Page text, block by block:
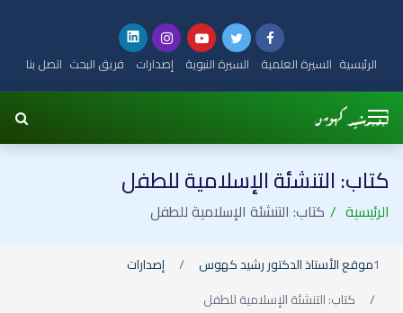
السيرة العلمية السيرة النبوية إصدارات فريق البحث اتصل بنا
التنشئة الإسلامية للطفل
كتاب: التنشئة الإسلامية للطفل
الأستاذ الدكتور رشيد كهوس
إصدارات
التنشئة الإسلامية للطفل